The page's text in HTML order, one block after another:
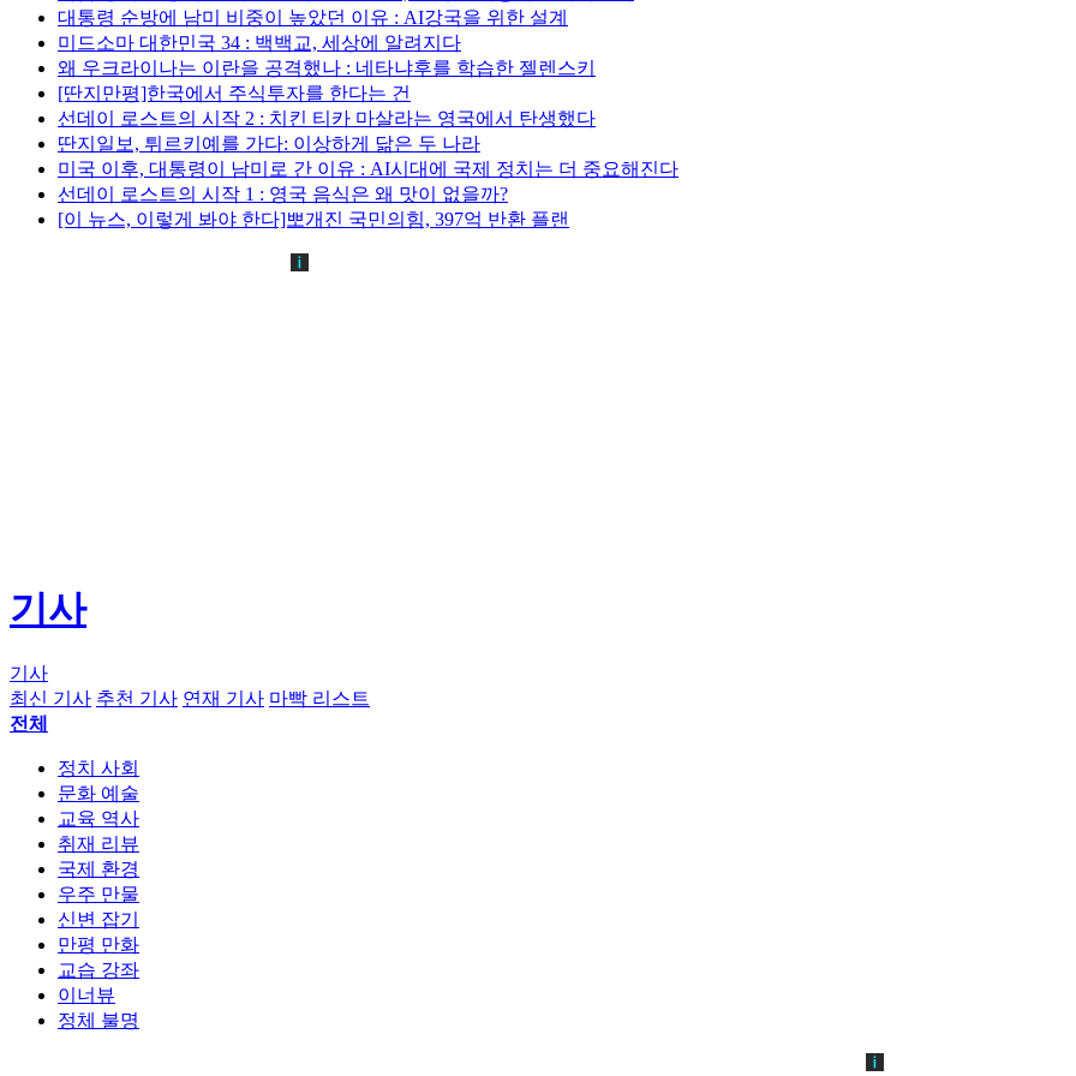
대통령 순방에 남미 비중이 높았던 이유 : AI강국을 위한 설계
미드소마 대한민국 34 : 백백교, 세상에 알려지다
왜 우크라이나는 이란을 공격했나 : 네타냐후를 학습한 젤렌스키
[딴지만평]한국에서 주식투자를 한다는 건
선데이 로스트의 시작 2 : 치킨 티카 마살라는 영국에서 탄생했다
딴지일보, 튀르키예를 가다: 이상하게 닮은 두 나라
미국 이후, 대통령이 남미로 간 이유 : AI시대에 국제 정치는 더 중요해진다
선데이 로스트의 시작 1 : 영국 음식은 왜 맛이 없을까?
[이 뉴스, 이렇게 봐야 한다]뽀개진 국민의힘, 397억 반환 플랜
기사
기사
최신 기사 추천 기사 연재 기사 마빡 리스트
전체
정치 사회
문화 예술
교육 역사
취재 리뷰
국제 환경
우주 만물
신변 잡기
만평 만화
교습 강좌
이너뷰
정체 불명